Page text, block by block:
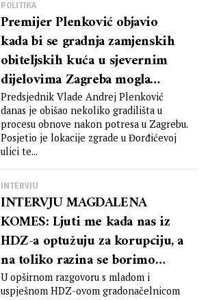
POLITIKA
Premijer Plenković objavio
kada bi se gradnja zamjenskih
obiteljskih kuća u sjevernim
dijelovima Zagreba mogla
završiti
Predsjednik Vlade Andrej Plenković
danas je obišao nekoliko gradilišta u
procesu obnove nakon potresa u Zagrebu.
Posjetio je lokacije zgrade u Đorđićevoj
ulici te...
INTERVJU
INTERVJU MAGDALENA
KOMES: Ljuti me kada nas iz
HDZ-a optužuju za korupciju, a
na toliko razina se borimo
protiv nje
U opširnom razgovoru s mladom i
uspješnom HDZ-ovom gradonačelnicom